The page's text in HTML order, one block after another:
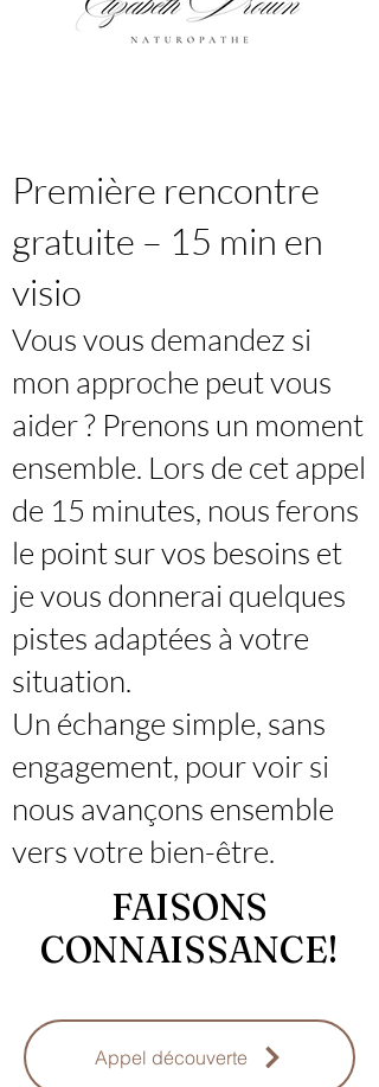
Première rencontre
gratuite – 15 min en
visio
Vous vous demandez si
mon approche peut vous
aider ? Prenons un moment
ensemble. Lors de cet appel
de 15 minutes, nous ferons
le point sur vos besoins et
je vous donnerai quelques
pistes adaptées à votre
situation.
Un échange simple, sans
engagement, pour voir si
nous avançons ensemble
vers votre bien-être.
FAISONS
CONNAISSANCE!
Appel découverte